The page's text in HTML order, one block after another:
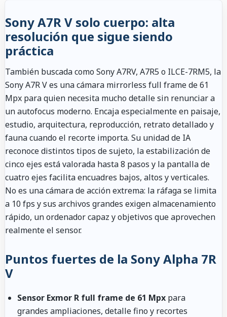
Sony A7R V solo cuerpo: alta
resolución que sigue siendo
práctica
También buscada como Sony A7RV, A7R5 o ILCE-7RM5, la
Sony A7R V es una cámara mirrorless full frame de 61
Mpx para quien necesita mucho detalle sin renunciar a
un autofocus moderno. Encaja especialmente en paisaje,
estudio, arquitectura, reproducción, retrato detallado y
fauna cuando el recorte importa. Su unidad de IA
reconoce distintos tipos de sujeto, la estabilización de
cinco ejes está valorada hasta 8 pasos y la pantalla de
cuatro ejes facilita encuadres bajos, altos y verticales.
No es una cámara de acción extrema: la ráfaga se limita
a 10 fps y sus archivos grandes exigen almacenamiento
rápido, un ordenador capaz y objetivos que aprovechen
realmente el sensor.
Puntos fuertes de la Sony Alpha 7R
V
Sensor Exmor R full frame de 61 Mpx para
grandes ampliaciones, detalle fino y recortes